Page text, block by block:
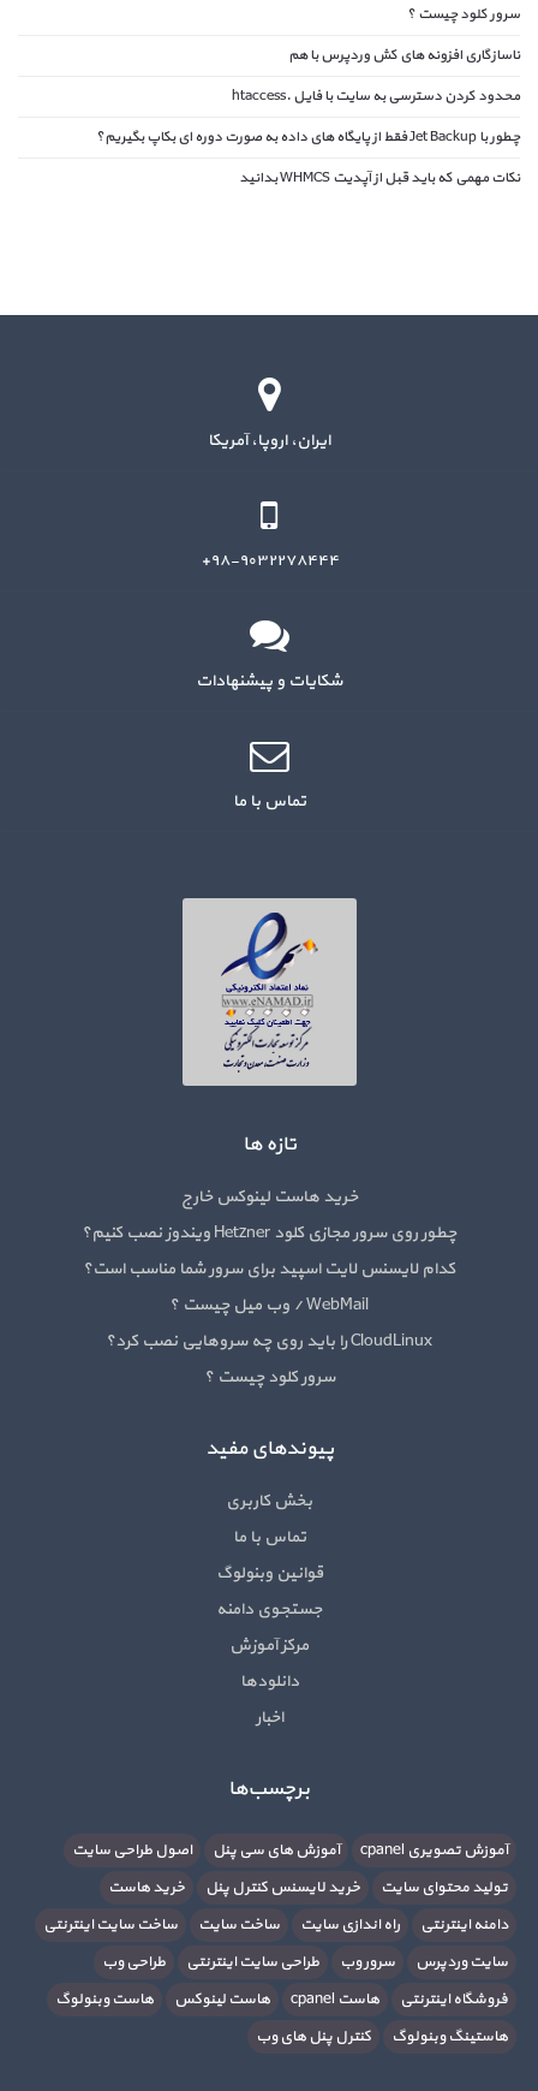
سرور کلود چیست ؟
ناسازگاری افزونه های کش وردپرس با هم
محدود کردن دسترسی به سایت با فایل .htaccess
چطور با Jet Backup فقط از پایگاه های داده به صورت دوره ای بکاپ بگیریم؟
نکات مهمی که باید قبل از آپدیت WHMCS بدانید
ایران، اروپا، آمریکا
۹۸-۹۰۳۲۲۷۸۴۴۴+
شکایات و پیشنهادات
تماس با ما
تازه ها
خرید هاست لینوکس خارج
چطور روی سرور مجازی کلود Hetzner ویندوز نصب کنیم؟
کدام لایسنس لایت اسپید برای سرور شما مناسب است؟
WebMail / وب میل چیست ؟
CloudLinux را باید روی چه سروهایی نصب کرد؟
سرور کلود چیست ؟
پیوندهای مفید
بخش کاربری
تماس با ما
قوانین وبنولوگ
جستجوی دامنه
مرکز آموزش
دانلودها
اخبار
برچسب‌ها
آموزش تصویری cpanel آموزش های سی پنل
اصول طراحی سایت
تولید محتوای سایت
خرید لایسنس کنترل پنل
خرید هاست
دامنه اینترنتی
راه اندازی سایت ساخت سایت
ساخت سایت اینترنتی
سایت وردپرس
سرور وب طراحی سایت اینترنتی
طراحی وب
فروشگاه اینترنتی
هاست cpanel هاست لینوکس
هاست وبنولوگ
هاستینگ وبنولوگ
کنترل پنل های وب